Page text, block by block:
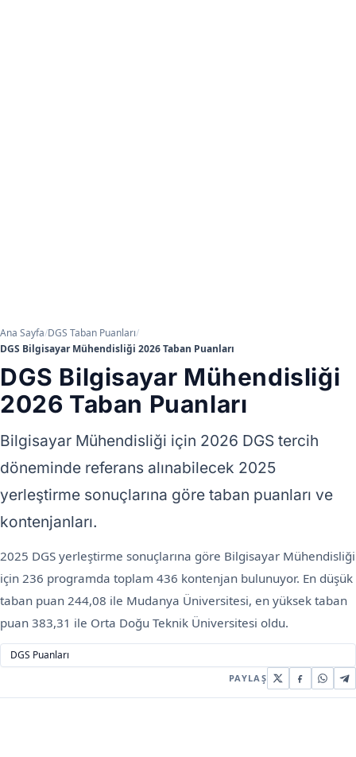
Ana Sayfa/DGS Taban Puanları/
DGS Bilgisayar Mühendisliği 2026 Taban Puanları
DGS Bilgisayar Mühendisliği
2026 Taban Puanları
Bilgisayar Mühendisliği için 2026 DGS tercih
döneminde referans alınabilecek 2025
yerleştirme sonuçlarına göre taban puanları ve
kontenjanları.
2025 DGS yerleştirme sonuçlarına göre Bilgisayar Mühendisliği
için 236 programda toplam 436 kontenjan bulunuyor. En düşük
taban puan 244,08 ile Mudanya Üniversitesi, en yüksek taban
puan 383,31 ile Orta Doğu Teknik Üniversitesi oldu.
DGS Puanları
PAYLAŞ